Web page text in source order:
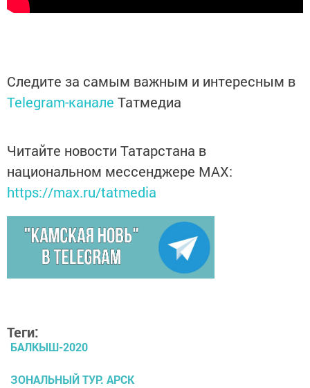
Следите за самым важным и интересным в
Telegram-канале Татмедиа
Читайте новости Татарстана в
национальном мессенджере MАХ:
https://max.ru/tatmedia
Теги:
БАЛКЫШ-2020
ЗОНАЛЬНЫЙ ТУР. АРСК